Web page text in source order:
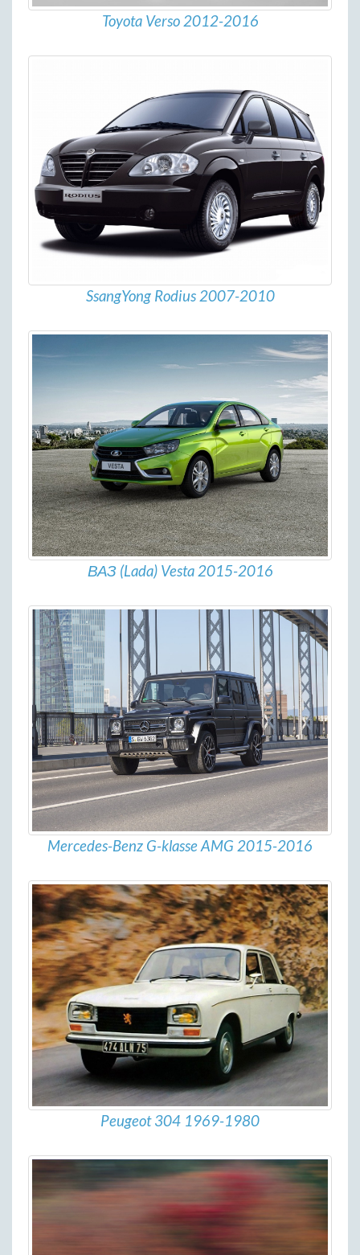
Toyota Verso 2012-2016
SsangYong Rodius 2007-2010
ВАЗ (Lada) Vesta 2015-2016
Mercedes-Benz G-klasse AMG 2015-2016
Peugeot 304 1969-1980